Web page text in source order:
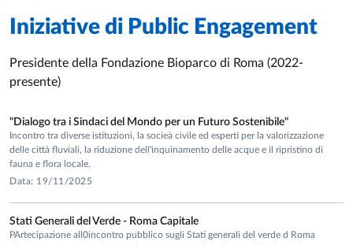
superiori”.Principal Investigator.
comitato Area 05).
• Prof. F.S. vom Saal (University of Missouri Columbia, USA).
Endocrine disruptors, reproduction and behavior
• Dr. I. Jaric, University of Zurich, Sex as a Biological Variable
• Prof. C. Eva, Prof. I. Bertocchi, Prof G. Panzica (NICO,
di Neuroscienze Cavaliere Ottolenghi e Dip. Di Neuroscienze,
Università di Torino), NPY1R conditional KO mice, differenze
sessuali
Iniziative di Public Engagement
Presidente della Fondazione Bioparco di Roma (2022-
presente)
"Dialogo tra i Sindaci del Mondo per un Futuro Sostenibile"
Incontro tra diverse istituzioni, la socieà civile ed esperti per la valorizzazione
delle città fluviali, la riduzione dell'inquinamento delle acque e il ripristino di
fauna e flora locale.
Data: 19/11/2025
Stati Generali del Verde - Roma Capitale
PArtecipazione all0incontro pubblico sugli Stati generali del verde d Roma